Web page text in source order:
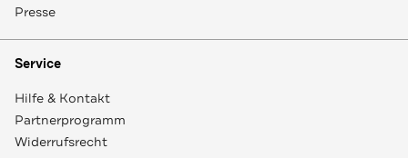
Presse
Service
Hilfe & Kontakt
Partnerprogramm
Widerrufsrecht